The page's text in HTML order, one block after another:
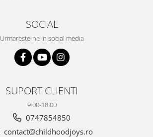
SOCIAL
Urmareste-ne in social media
SUPORT CLIENTI
9:00-18:00
0747854850
contact@childhoodjoys.ro